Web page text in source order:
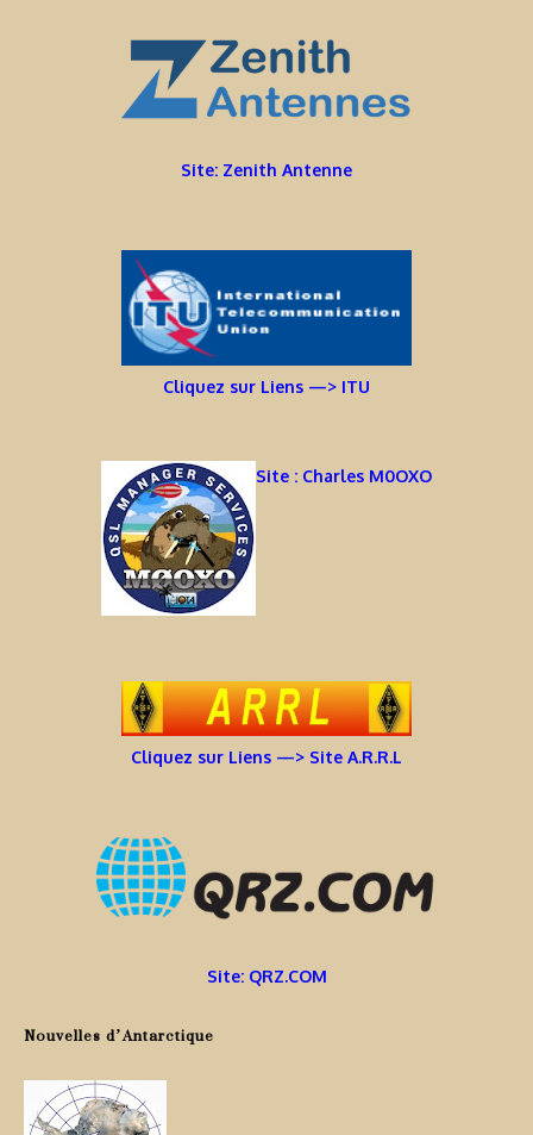
Site: Zenith Antenne
Cliquez sur Liens —> ITU
Site : Charles M0OXO
Cliquez sur Liens —> Site A.R.R.L
Site: QRZ.COM
Nouvelles d’Antarctique